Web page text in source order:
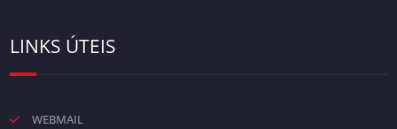
LINKS ÚTEIS
WEBMAIL